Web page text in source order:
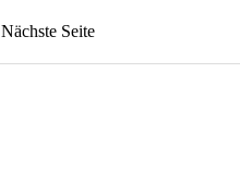
Nächste Seite